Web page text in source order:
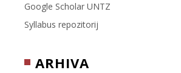
Google Scholar UNTZ
Syllabus repozitorij
ARHIVA